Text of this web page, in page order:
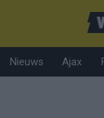
Nieuws Ajax